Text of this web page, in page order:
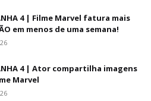
4 | Filme Marvel fatura mais
em menos de uma semana!
4 | Ator compartilha imagens
Marvel